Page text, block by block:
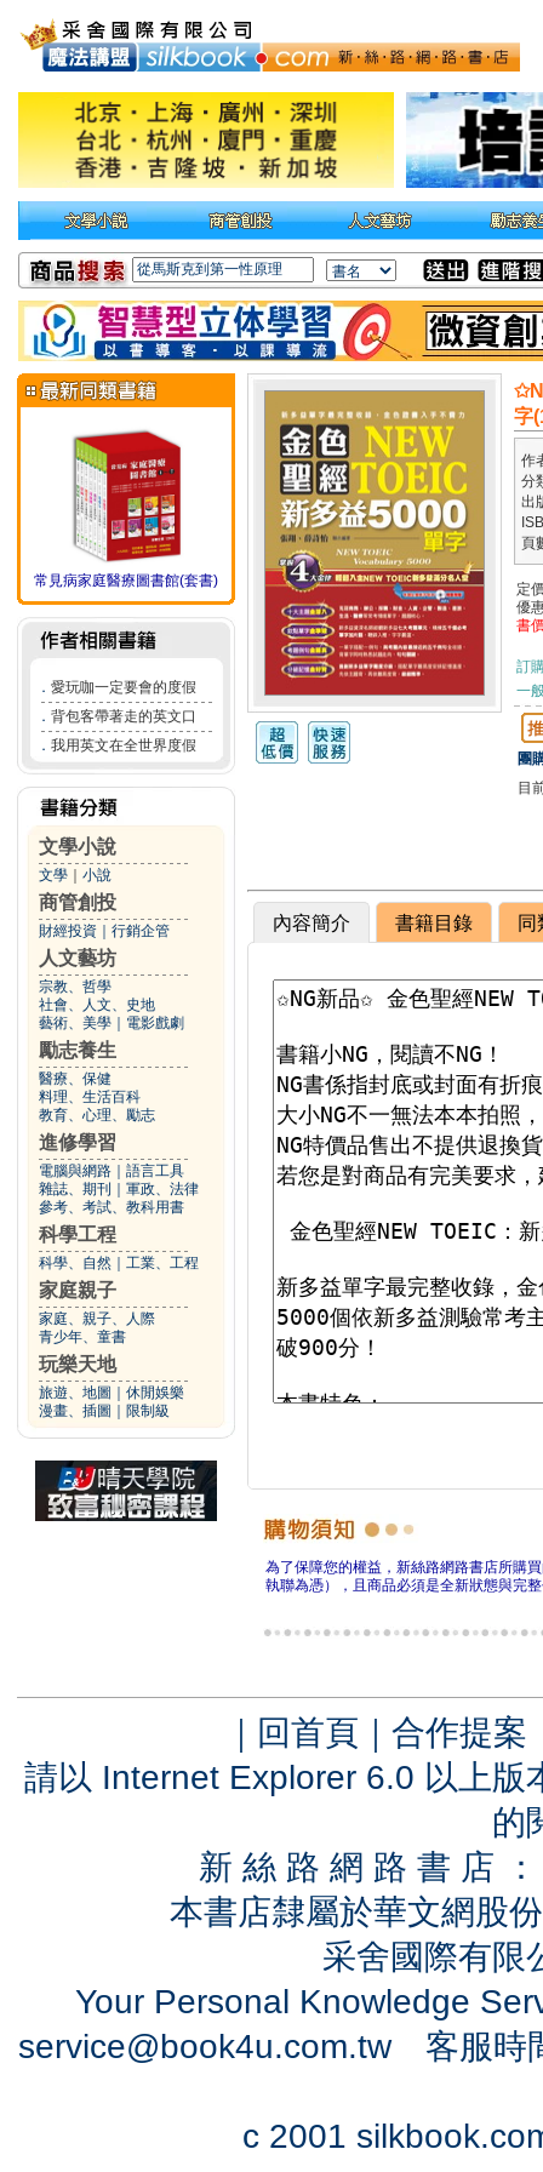
常見病家庭醫療圖書館(套書)
． 愛玩咖一定要會的度假
． 背包客帶著走的英文口
． 我用英文在全世界度假
文學小說
文學 小說
商管創投
財經投資 行銷企管
人文藝坊
宗教、哲學
社會、人文、史地
藝術、美學
電影戲劇
勵志養生
醫療、保健
料理、生活百科
教育、心理、勵志
進修學習
電腦與網路
語言工具
雜誌、期刊
軍政、法律
參考、考試、教科用書
科學工程
科學、自然 工業、工程
家庭親子
家庭、親子、人際
青少年、童書
玩樂天地
旅遊、地圖
休閒娛樂
漫畫、插圖
限制級
字
作
分
出
頁
定
優
書
訂
一
團
目
內容簡介 書籍目錄 同
為了保障您的權益，新絲路網路書店所購
執聯為憑），且商品必須是全新狀態與完
｜ 回首頁 ｜ 合作提案
請以 Internet Explorer 6.0 以上
的
新 絲 路 網 路 書 店
本書店隸屬於華文網股
采舍國際有
Your Personal Knowledge
service@book4u.com.tw客服時
c 2001